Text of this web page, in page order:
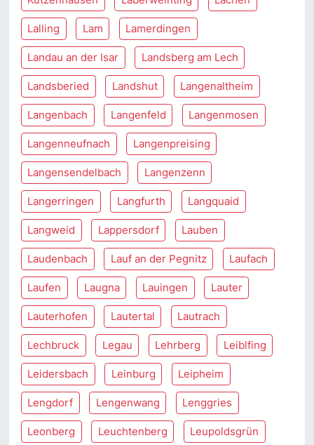
Lalling Lam Lamerdingen
Landau an der Isar Landsberg am Lech
Landsberied Landshut Langenaltheim
Langenbach Langenfeld Langenmosen
Langenneufnach Langenpreising
Langensendelbach Langenzenn
Langerringen Langfurth Langquaid
Langweid Lappersdorf Lauben
Laudenbach Lauf an der Pegnitz Laufach
Laufen Laugna Lauingen Lauter
Lauterhofen Lautertal Lautrach
Lechbruck Legau Lehrberg Leiblfing
Leidersbach Leinburg Leipheim
Lengdorf Lengenwang Lenggries
Leonberg Leuchtenberg Leupoldsgrün